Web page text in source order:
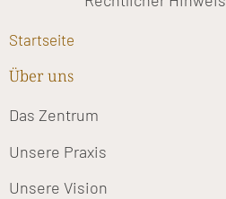
Startseite
Über uns
Das Zentrum
Unsere Praxis
Unsere Vision